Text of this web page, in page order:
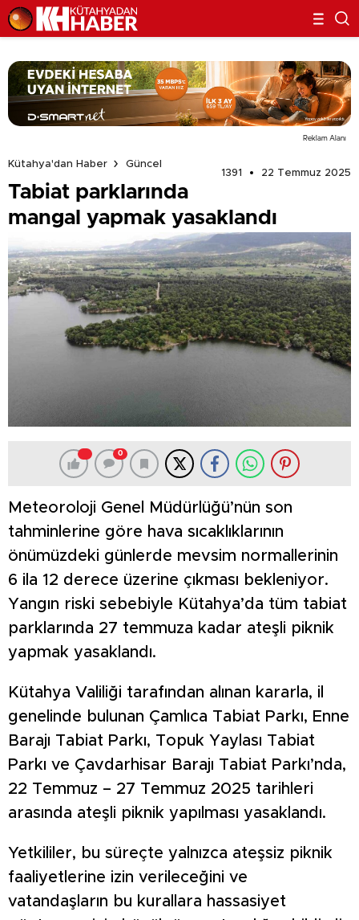
Reklam Alanı
Kütahya'dan Haber
Güncel
1391
22 Temmuz 2025
Tabiat parklarında
mangal yapmak yasaklandı
0
Meteoroloji Genel Müdürlüğü’nün son
tahminlerine göre hava sıcaklıklarının
önümüzdeki günlerde mevsim normallerinin
6 ila 12 derece üzerine çıkması bekleniyor.
Yangın riski sebebiyle Kütahya’da tüm tabiat
parklarında 27 temmuza kadar ateşli piknik
yapmak yasaklandı.
Kütahya Valiliği tarafından alınan kararla, il
genelinde bulunan Çamlıca Tabiat Parkı, Enne
Barajı Tabiat Parkı, Topuk Yaylası Tabiat
Parkı ve Çavdarhisar Barajı Tabiat Parkı’nda,
22 Temmuz – 27 Temmuz 2025 tarihleri
arasında ateşli piknik yapılması yasaklandı.
Yetkililer, bu süreçte yalnızca ateşsiz piknik
faaliyetlerine izin verileceğini ve
vatandaşların bu kurallara hassasiyet